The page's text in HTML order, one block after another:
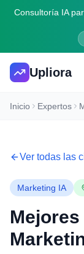
Consultoría IA
Upliora
Inicio Expertos
Ver todas las
Marketing IA